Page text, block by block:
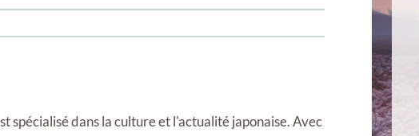
spécialisé dans la culture et l'actualité japonaise. Avec